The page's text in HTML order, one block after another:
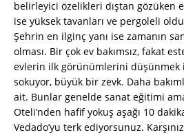
belirleyici özelikleri dıştan gözüken
ise yüksek tavanları ve pergoleli
Şehrin en ilginç yanı ise zamanın
olması. Bir çok ev bakımsız, fakat
evlerin ilk görünümlerini düşünmek
sokuyor, büyük bir zevk. Daha
ait. Bunlar genelde sanat eğitimi
Oteli’nden hafif yokuş aşağı 10
Vedado’yu terk ediyorsunuz.